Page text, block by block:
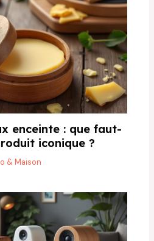
enceinte : que faut-
iconique ?
& Maison